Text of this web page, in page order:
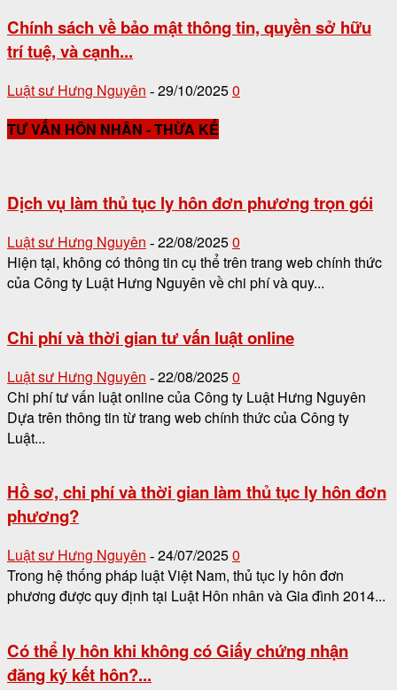
Chính sách về bảo mật thông tin, quyền sở hữu
trí tuệ, và cạnh...
Luật sư Hưng Nguyên - 29/10/20250
TƯ VẤN HÔN NHÂN - THỪA KẾ
Dịch vụ làm thủ tục ly hôn đơn phương trọn gói
Luật sư Hưng Nguyên - 22/08/20250
Hiện tại, không có thông tin cụ thể trên trang web chính thức
của Công ty Luật Hưng Nguyên về chi phí và quy...
Chi phí và thời gian tư vấn luật online
Luật sư Hưng Nguyên - 22/08/20250
Chi phí tư vấn luật online của Công ty Luật Hưng Nguyên
Dựa trên thông tin từ trang web chính thức của Công ty
Luật...
Hồ sơ, chi phí và thời gian làm thủ tục ly hôn đơn
phương?
Luật sư Hưng Nguyên - 24/07/20250
Trong hệ thống pháp luật Việt Nam, thủ tục ly hôn đơn
phương được quy định tại Luật Hôn nhân và Gia đình 2014...
Có thể ly hôn khi không có Giấy chứng nhận
đăng ký kết hôn?...